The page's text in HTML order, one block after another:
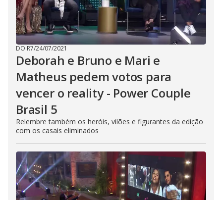
DO R7/24/07/2021
Deborah e Bruno e Mari e
Matheus pedem votos para
vencer o reality - Power Couple
Brasil 5
Relembre também os heróis, vilões e figurantes da edição
com os casais eliminados